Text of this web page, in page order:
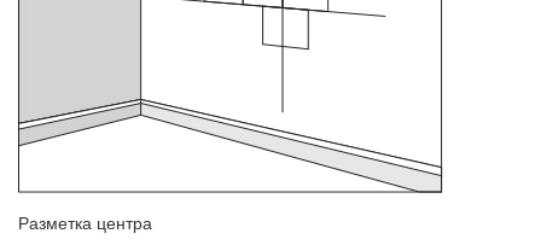
Разметка центра